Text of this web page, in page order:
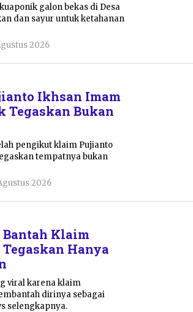
galon bekas di Desa
dan sayur untuk ketahanan
2026
Shalahuddin
Ikhsan Imam
Tegaskan Bukan
pengikut klaim Pujianto
tempatnya bukan
2026
Shalahuddin
Klaim
Hanya
viral karena klaim
dirinya sebagai
selengkapnya.